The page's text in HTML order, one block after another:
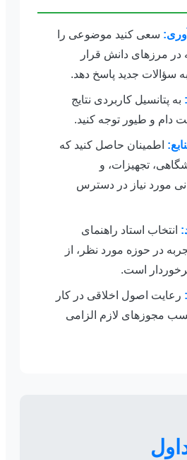
سعی کنید موضوعی را
در مرزهای دانش قرار
سؤالات جدید پاسخ دهد.
به پتانسیل کاربردی نتایج
دام و طیور توجه کنید.
اطمینان حاصل کنید که
تجهیزات، و
مورد نیاز در دسترس
انتخاب استاد راهنمای
در حوزه مورد نظر، از
است.
رعایت اصول اخلاقی در کار
مجوزهای لازم الزامی